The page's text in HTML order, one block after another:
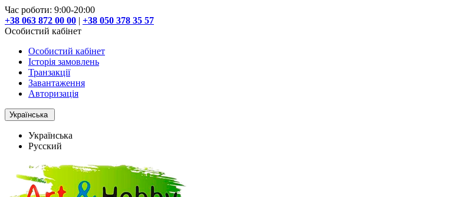
Час роботи: 9:00-20:00
+38 063 872 00 00 | +38 050 378 35 57
Особистий кабінет
Особистий кабінет
Історія замовлень
Транзакції
Завантаження
Авторизація
Українська
Українська
Русский